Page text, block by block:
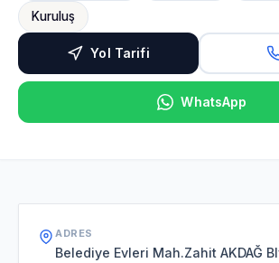
Kuruluş
Yol Tarifi
WhatsApp
ADRES
Belediye Evleri Mah.Zahit AKDAĞ